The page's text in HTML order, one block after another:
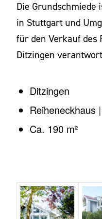
Die
in Stuttgart und
für den Verkauf des
Ditzingen
Ditzingen
Reiheneckhaus
Ca. 190 m²